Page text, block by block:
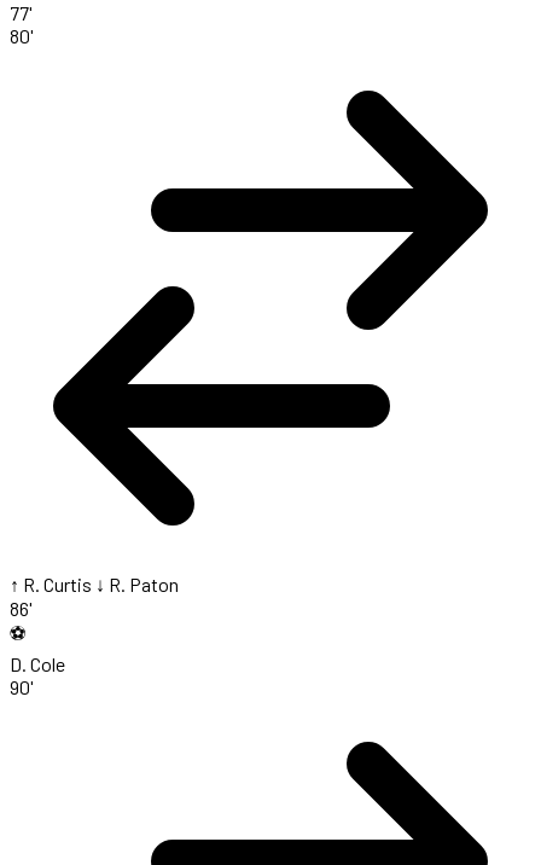
77'
80'
↑ R. Curtis ↓ R. Paton
86'
⚽
D. Cole
90'